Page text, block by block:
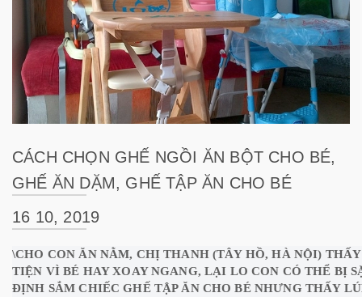
CÁCH CHỌN GHẾ NGỒI ĂN BỘT CHO BÉ,
GHẾ ĂN DẶM, GHẾ TẬP ĂN CHO BÉ
16 10, 2019
\CHO CON ĂN NẰM, CHỊ THANH (TÂY HỒ, HÀ NỘI)
TIỆN VÌ BÉ HAY XOAY NGANG, LẠI LO CON CÓ THỂ BỊ
ĐỊNH SẮM CHIẾC GHẾ TẬP ĂN CHO BÉ NHƯNG THẤY